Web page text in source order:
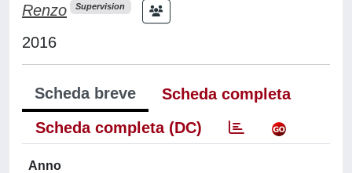
Renzo
Supervision
2016
Scheda breve
Scheda completa
Scheda completa (DC)
Anno